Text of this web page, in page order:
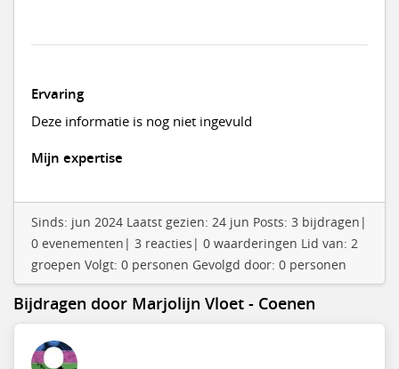
Ervaring
Deze informatie is nog niet ingevuld
Mijn expertise
Sinds: jun 2024 Laatst gezien: 24 jun Posts: 3 bijdragen|
0 evenementen| 3 reacties| 0 waarderingen Lid van: 2
groepen Volgt: 0 personen Gevolgd door: 0 personen
Bijdragen door Marjolijn Vloet - Coenen